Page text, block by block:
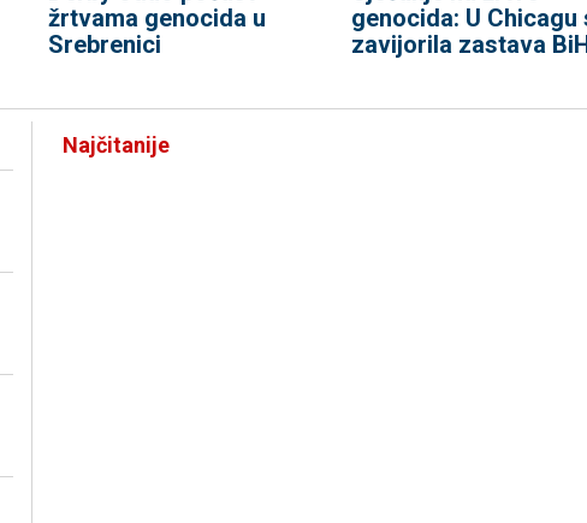
žrtvama genocida u
Srebrenici
genocida: U Chicagu
zavijorila zastava
Najčitanije